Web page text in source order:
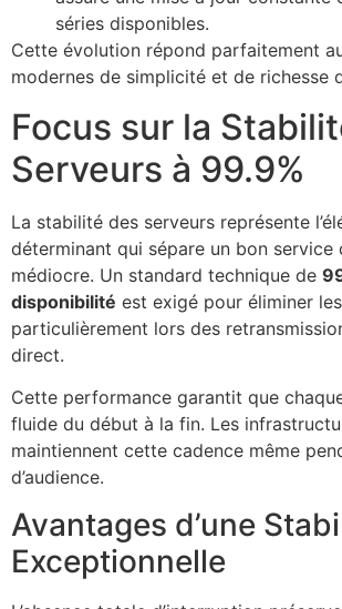
séries disponibles.
Cette évolution répond parfaitement
modernes de simplicité et de richesse
Focus sur la
Serveurs à 99.9%
La stabilité des serveurs représente
déterminant qui sépare un bon service
médiocre. Un standard technique de
disponibilité est exigé pour éliminer
particulièrement lors des
direct.
Cette performance garantit que
fluide du début à la fin. Les
maintiennent cette cadence même
d’audience.
Avantages d’une
Exceptionnelle